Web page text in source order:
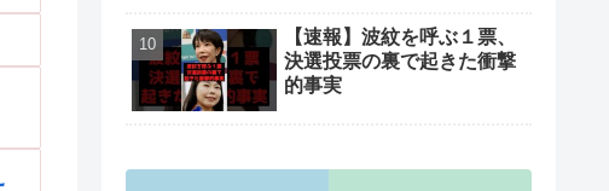
【速報】波紋を呼ぶ１票、
決選投票の裏で起きた衝撃
的事実